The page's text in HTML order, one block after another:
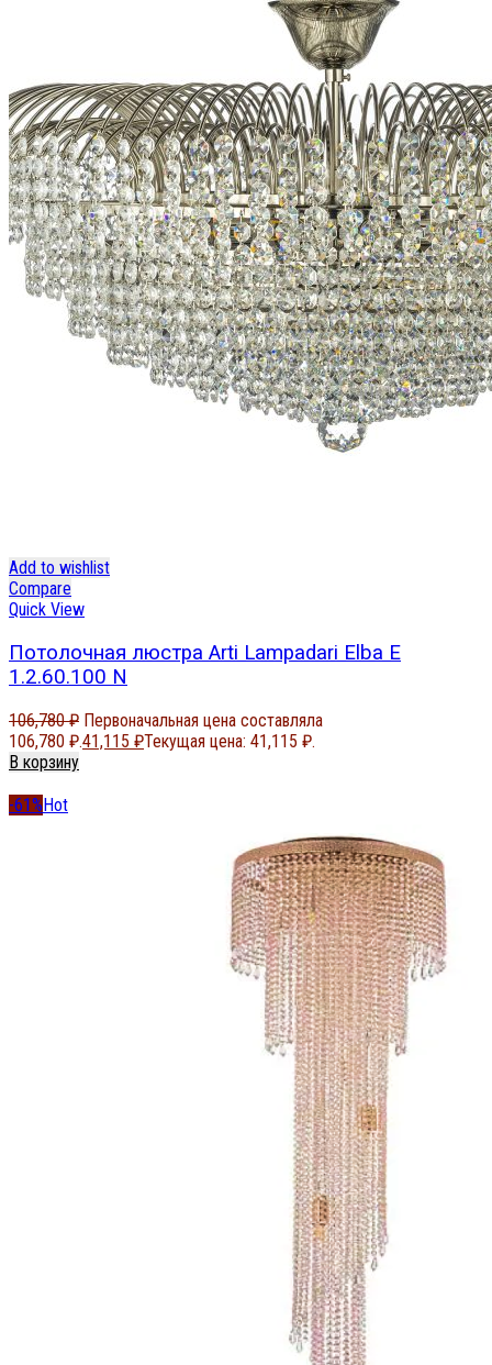
Add to wishlist
Compare
Quick View
Потолочная люстра Arti Lampadari Elba E
1.2.60.100 N
106,780₽ Первоначальная цена составляла
106,780 ₽.41,115 ₽Текущая цена: 41,115 ₽.
В корзину
-61%Hot